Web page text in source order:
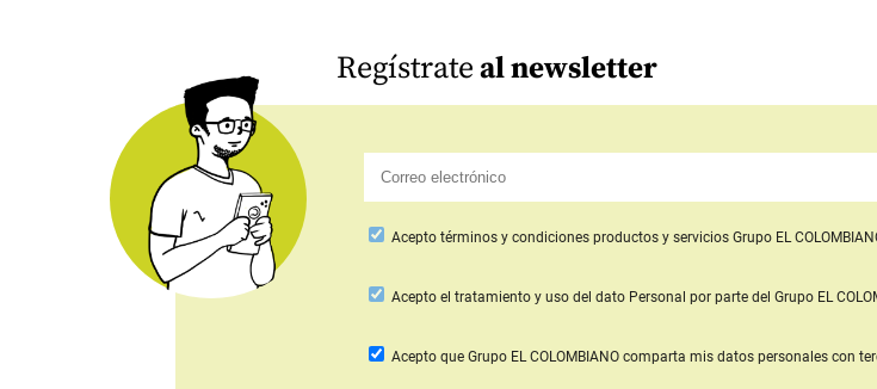
Regístrateal newsletter
Acepto términos y condiciones productos y servicios Grupo EL
Aceptoel tratamiento y uso del dato Personal por parte del Grupo EL
Acepto que Grupo EL COLOMBIANO comparta mis datos personales con